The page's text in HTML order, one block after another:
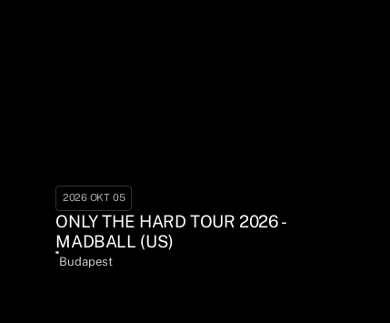
2026 OKT 05
ONLY THE HARD TOUR 2026 -
MADBALL (US)
Budapest